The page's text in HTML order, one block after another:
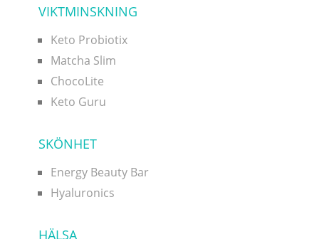
VIKTMINSKNING
Keto Probiotix
Matcha Slim
ChocoLite
Keto Guru
SKÖNHET
Energy Beauty Bar
Hyaluronics
HÄLSA